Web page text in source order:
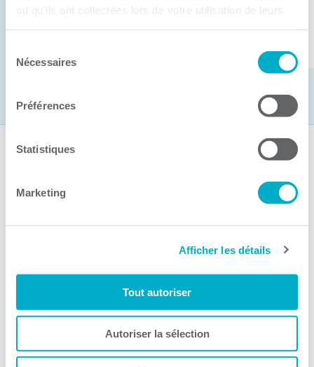
ou qu'ils ont collectées lors de votre utilisation de leurs
Nécessaires
Préférences
Statistiques
Marketing
Afficher les détails
Tout autoriser
Autoriser la sélection
Lire la suite
Suivez-nous
Activités
Gala Radisson